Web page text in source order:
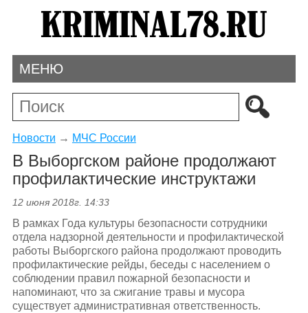
МЕНЮ
Новости → МЧС России
В Выборгском районе продолжают
профилактические инструктажи
12 июня 2018г. 14:33
В рамках Года культуры безопасности сотрудники
отдела надзорной деятельности и профилактической
работы Выборгского района продолжают проводить
профилактические рейды, беседы с населением о
соблюдении правил пожарной безопасности и
напоминают, что за сжигание травы и мусора
существует административная ответственность.